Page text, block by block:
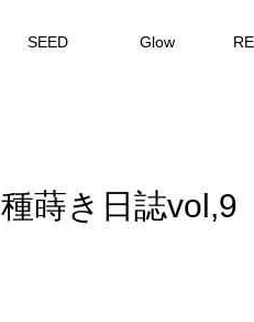
SEED Glow
種蒔き日誌vol,9